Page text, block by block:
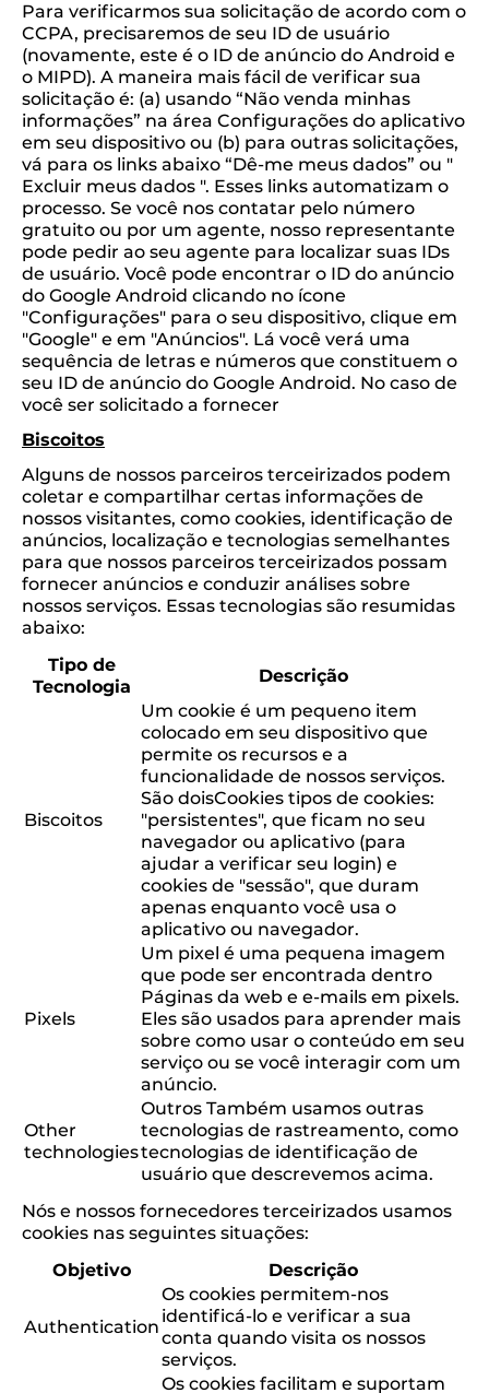
Para verificarmos sua solicitação de acordo com o
CCPA, precisaremos de seu ID de usuário
(novamente, este é o ID de anúncio do Android e
o MIPD). A maneira mais fácil de verificar sua
solicitação é: (a) usando “Não venda minhas
informações” na área Configurações do aplicativo
em seu dispositivo ou (b) para outras solicitações,
vá para os links abaixo “Dê-me meus dados” ou "
Excluir meus dados ". Esses links automatizam o
processo. Se você nos contatar pelo número
gratuito ou por um agente, nosso representante
pode pedir ao seu agente para localizar suas IDs
de usuário. Você pode encontrar o ID do anúncio
do Google Android clicando no ícone
"Configurações" para o seu dispositivo, clique em
"Google" e em "Anúncios". Lá você verá uma
sequência de letras e números que constituem o
seu ID de anúncio do Google Android. No caso de
você ser solicitado a fornecer
Biscoitos
Alguns de nossos parceiros terceirizados podem
coletar e compartilhar certas informações de
nossos visitantes, como cookies, identificação de
anúncios, localização e tecnologias semelhantes
para que nossos parceiros terceirizados possam
fornecer anúncios e conduzir análises sobre
nossos serviços. Essas tecnologias são resumidas
abaixo:
Tipo de
Tecnologia
Descrição
Biscoitos
Um cookie é um pequeno item
colocado em seu dispositivo que
permite os recursos e a
funcionalidade de nossos serviços.
São doisCookies tipos de cookies:
"persistentes", que ficam no seu
navegador ou aplicativo (para
ajudar a verificar seu login) e
cookies de "sessão", que duram
apenas enquanto você usa o
aplicativo ou navegador.
Pixels
Um pixel é uma pequena imagem
que pode ser encontrada dentro
Páginas da web e e-mails em pixels.
Eles são usados ​​para aprender mais
sobre como usar o conteúdo em seu
serviço ou se você interagir com um
anúncio.
Other
technologies
Outros Também usamos outras
tecnologias de rastreamento, como
tecnologias de identificação de
usuário que descrevemos acima.
Nós e nossos fornecedores terceirizados usamos
cookies nas seguintes situações:
Objetivo
Descrição
Authentication
Os cookies permitem-nos
identificá-lo e verificar a sua
conta quando visita os nossos
serviços.
Os cookies facilitam e suportam